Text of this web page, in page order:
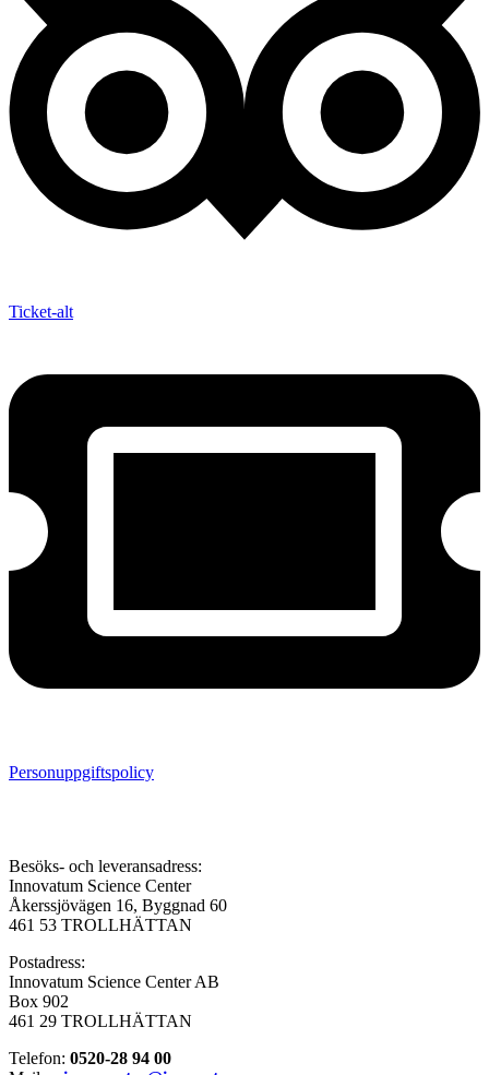
Ticket-alt
Personuppgiftspolicy
Besöks- och leveransadress:
Innovatum Science Center
Åkerssjövägen 16, Byggnad 60
461 53 TROLLHÄTTAN
Postadress:
Innovatum Science Center AB
Box 902
461 29 TROLLHÄTTAN
Telefon: 0520-28 94 00